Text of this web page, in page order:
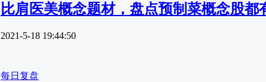
比肩医美概念题材，盘点预制菜概念股都
2021-5-18 19:44:50
每日复盘